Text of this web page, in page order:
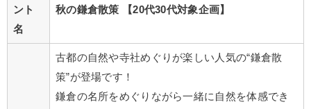
ント
名
秋の鎌倉散策 【20代30代対象企画】
古都の自然や寺社めぐりが楽しい人気の“鎌倉散
策”が登場です！
鎌倉の名所をめぐりながら一緒に自然を体感でき